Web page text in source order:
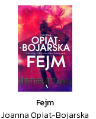
Fejm
Joanna Opiat-Bojarska